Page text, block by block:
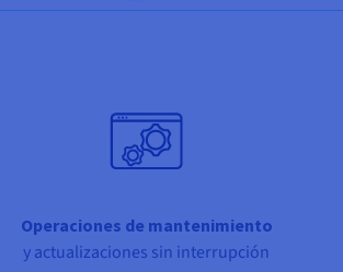
Operaciones de mantenimiento
y actualizaciones sin interrupción